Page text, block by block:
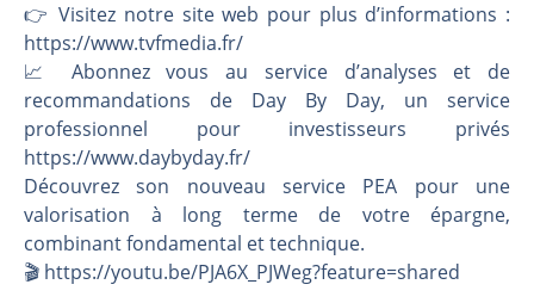
👉️ Visitez notre site web pour plus d’informations :
https://www.tvfmedia.fr/
📈 Abonnez vous au service d’analyses et de
recommandations de Day By Day, un service
professionnel pour investisseurs privés
https://www.daybyday.fr/
Découvrez son nouveau service PEA pour une
valorisation à long terme de votre épargne,
combinant fondamental et technique.
🎬️ https://youtu.be/PJA6X_PJWeg?feature=shared